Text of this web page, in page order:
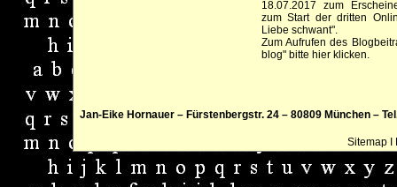
18.07.2017 zum
zum Start der dritten
Liebe schwant".
Zum Aufrufen des
blog" bitte hier klicken.
Jan-Eike Hornauer – Fürstenbergstr. 24 – 80809 München –
SitemapI